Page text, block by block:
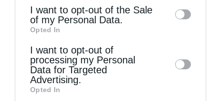
information may also be disclosed by us to
third parties on theIAB’s List of
Downstream Participants
disclose it to other third parties.
I want to opt-out of the Sale
of my Personal Data.
Opted In
I want to opt-out of
processing my Personal
Data for Targeted
Advertising.
Opted In
Παναγία μου, μη με αφήνεις (Βίντεο)